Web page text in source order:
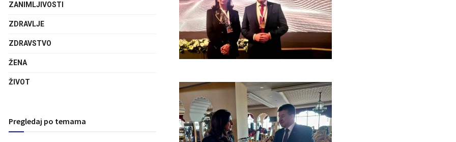
ZANIMLJIVOSTI
ZDRAVLJE
ZDRAVSTVO
ŽENA
ŽIVOT
Pregledaj po temama